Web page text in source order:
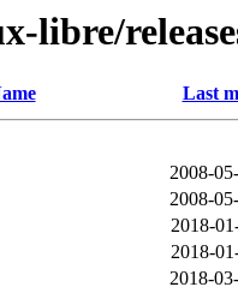
libre/
Last
2008-
2008-
2018-
2018-
2018-